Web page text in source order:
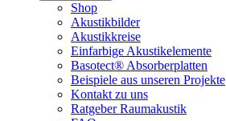
Shop
Akustikbilder
Akustikkreise
Einfarbige Akustikelemente
Basotect® Absorberplatten
Beispiele aus unseren Projekte
Kontakt zu uns
Ratgeber Raumakustik